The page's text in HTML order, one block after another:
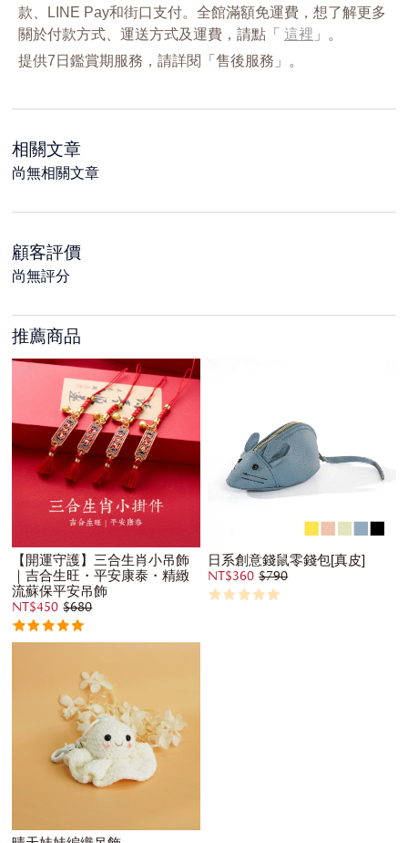
款、LINE Pay和街口支付。全館滿額免運費，想了解更多
關於付款方式、運送方式及運費，請點「 這裡 」。
提供7日鑑賞期服務，請詳閱「售後服務」。
相關文章
尚無相關文章
顧客評價
尚無評分
推薦商品
【開運守護】三合生肖小吊飾
｜吉合生旺・平安康泰・精緻
流蘇保平安吊飾
NT$450 $680
日系創意錢鼠零錢包[真皮]
NT$360 $790